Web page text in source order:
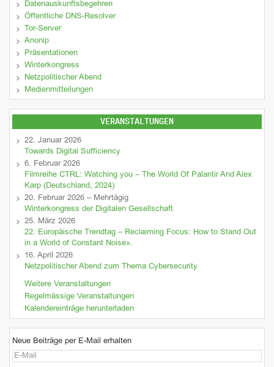
Datenauskunftsbegehren
Öffentliche DNS-Resolver
Tor-Server
Anonip
Präsentationen
Winterkongress
Netzpolitischer Abend
Medienmitteilungen
VERANSTALTUNGEN
22. Januar 2026
Towards Digital Sufficiency
6. Februar 2026
Filmreihe CTRL: Watching you – The World Of Palantir And Alex
Karp (Deutschland, 2024)
20. Februar 2026 – Mehrtägig
Winterkongress der Digitalen Gesellschaft
25. März 2026
22. Europäische Trendtag – Reclaiming Focus: How to Stand Out
in a World of Constant Noise».
16. April 2026
Netzpolitischer Abend zum Thema Cybersecurity
Weitere Veranstaltungen
Regelmässige Veranstaltungen
Kalendereinträge herunterladen
Neue Beiträge per E-Mail erhalten